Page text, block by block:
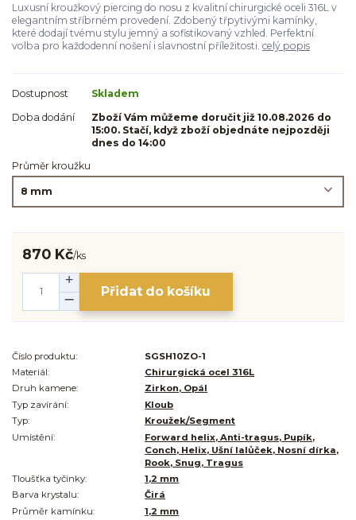
Luxusní kroužkový piercing do nosu z kvalitní chirurgické oceli 316L v
elegantním stříbrném provedení. Zdobený třpytivými kamínky,
které dodají tvému stylu jemný a sofistikovaný vzhled. Perfektní
volba pro každodenní nošení i slavnostní příležitosti. celý popis
Dostupnost
Skladem
Doba dodání
Zboží Vám můžeme doručit již 10.08.2026 do
15:00. Stačí, když zboží objednáte nejpozději
dnes do 14:00
Průměr kroužku
870 Kč/ks
Přidat do košíku
Číslo produktu:
SGSH10ZO-1
Materiál:
Chirurgická ocel 316L
Druh kamene:
Zirkon, Opál
Typ zavírání:
Kloub
Typ:
Kroužek/Segment
Umístění:
Forward helix, Anti-tragus, Pupík,
Conch, Helix, Ušní lalůček, Nosní dírka,
Rook, Snug, Tragus
Tloušťka tyčinky:
1,2 mm
Barva krystalu:
Čirá
Průměr kamínku:
1,2 mm